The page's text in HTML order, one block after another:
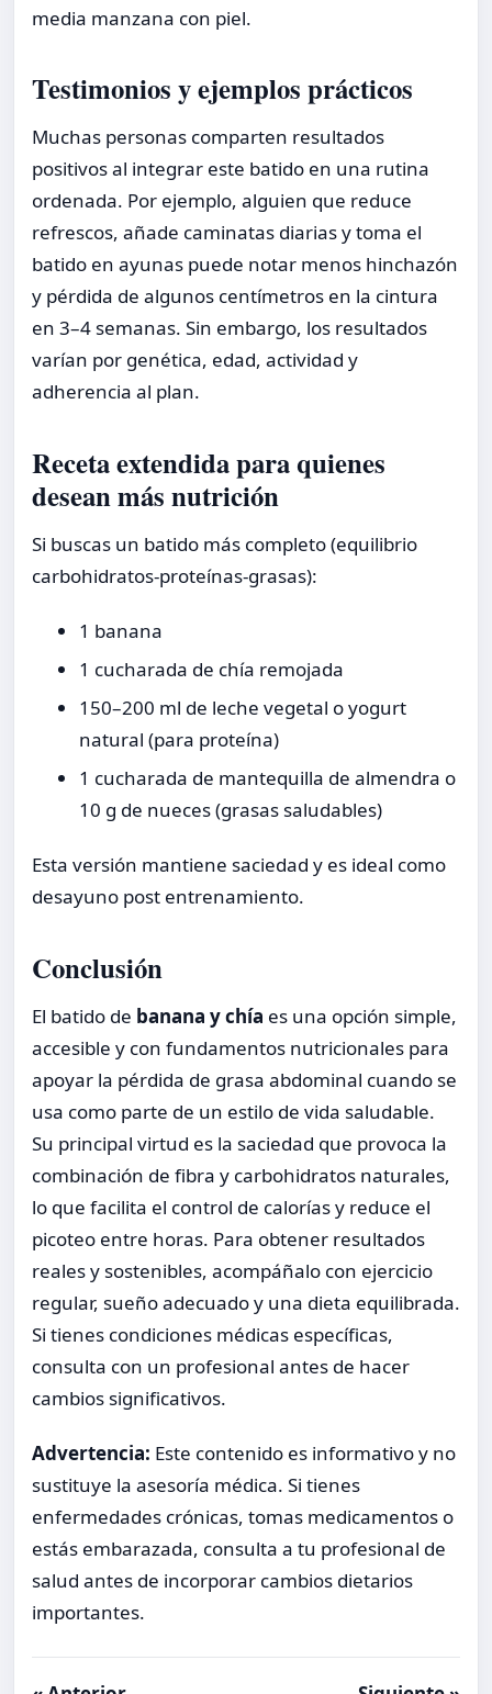
media manzana con piel.
Testimonios y ejemplos prácticos
Muchas personas comparten resultados
positivos al integrar este batido en una rutina
ordenada. Por ejemplo, alguien que reduce
refrescos, añade caminatas diarias y toma el
batido en ayunas puede notar menos hinchazón
y pérdida de algunos centímetros en la cintura
en 3–4 semanas. Sin embargo, los resultados
varían por genética, edad, actividad y
adherencia al plan.
Receta extendida para quienes
desean más nutrición
Si buscas un batido más completo (equilibrio
carbohidratos-proteínas-grasas):
1 banana
1 cucharada de chía remojada
150–200 ml de leche vegetal o yogurt
natural (para proteína)
1 cucharada de mantequilla de almendra o
10 g de nueces (grasas saludables)
Esta versión mantiene saciedad y es ideal como
desayuno post entrenamiento.
Conclusión
El batido de banana y chía es una opción simple,
accesible y con fundamentos nutricionales para
apoyar la pérdida de grasa abdominal cuando se
usa como parte de un estilo de vida saludable.
Su principal virtud es la saciedad que provoca la
combinación de fibra y carbohidratos naturales,
lo que facilita el control de calorías y reduce el
picoteo entre horas. Para obtener resultados
reales y sostenibles, acompáñalo con ejercicio
regular, sueño adecuado y una dieta equilibrada.
Si tienes condiciones médicas específicas,
consulta con un profesional antes de hacer
cambios significativos.
Advertencia: Este contenido es informativo y no
sustituye la asesoría médica. Si tienes
enfermedades crónicas, tomas medicamentos o
estás embarazada, consulta a tu profesional de
salud antes de incorporar cambios dietarios
importantes.